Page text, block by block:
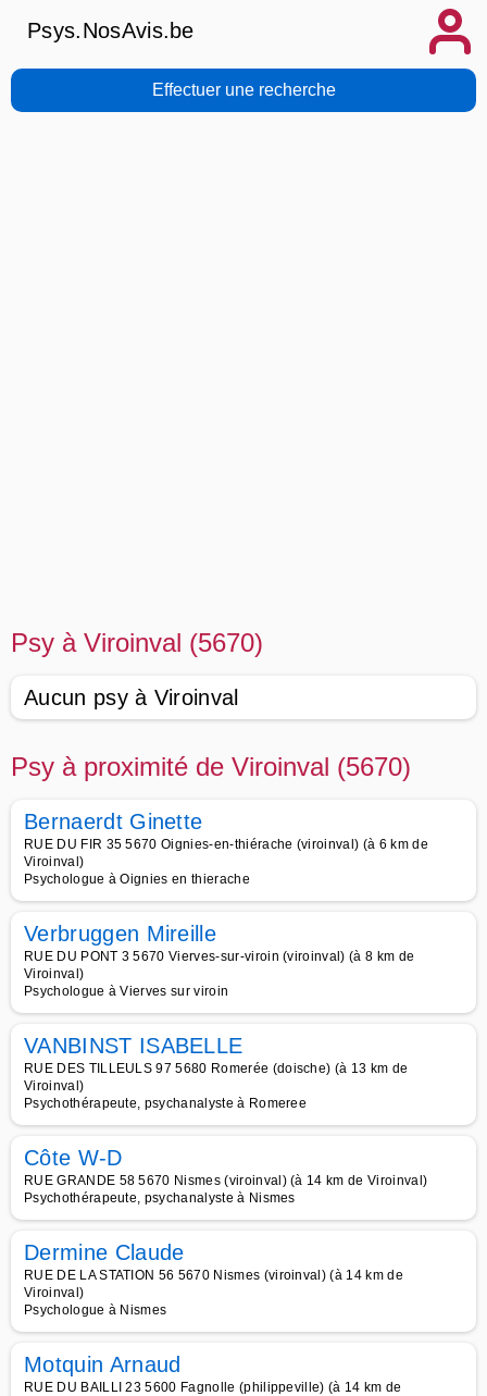
Psys.NosAvis.be
Effectuer une recherche
Psy à Viroinval (5670)
Aucun psy à Viroinval
Psy à proximité de Viroinval (5670)
Bernaerdt Ginette
RUE DU FIR 35 5670 Oignies-en-thiérache (viroinval) (à 6 km de
Viroinval)
Psychologue à Oignies en thierache
Verbruggen Mireille
RUE DU PONT 3 5670 Vierves-sur-viroin (viroinval) (à 8 km de
Viroinval)
Psychologue à Vierves sur viroin
VANBINST ISABELLE
RUE DES TILLEULS 97 5680 Romerée (doische) (à 13 km de
Viroinval)
Psychothérapeute, psychanalyste à Romeree
Côte W-D
RUE GRANDE 58 5670 Nismes (viroinval) (à 14 km de Viroinval)
Psychothérapeute, psychanalyste à Nismes
Dermine Claude
RUE DE LA STATION 56 5670 Nismes (viroinval) (à 14 km de
Viroinval)
Psychologue à Nismes
Motquin Arnaud
RUE DU BAILLI 23 5600 Fagnolle (philippeville) (à 14 km de